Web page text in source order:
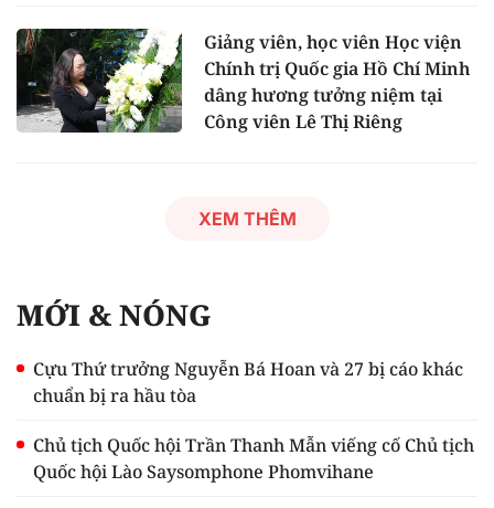
Giảng viên, học viên Học viện
Chính trị Quốc gia Hồ Chí Minh
dâng hương tưởng niệm tại
Công viên Lê Thị Riêng
XEM THÊM
MỚI & NÓNG
Cựu Thứ trưởng Nguyễn Bá Hoan và 27 bị cáo khác
chuẩn bị ra hầu tòa
Chủ tịch Quốc hội Trần Thanh Mẫn viếng cố Chủ tịch
Quốc hội Lào Saysomphone Phomvihane